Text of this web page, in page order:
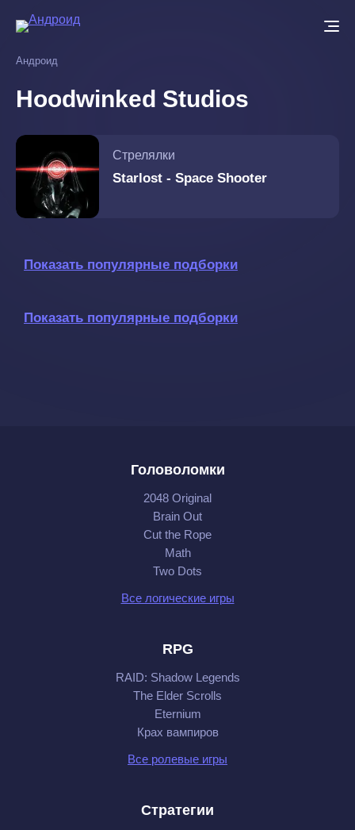
основному
Андроид
Hoodwinked Studios
Стрелялки
Starlost - Space Shooter
Показать популярные подборки
Показать популярные подборки
Головоломки
2048 Original
Brain Out
Cut the Rope
Math
Two Dots
Все логические игры
RPG
RAID: Shadow Legends
The Elder Scrolls
Eternium
Крах вампиров
Все ролевые игры
Стратегии